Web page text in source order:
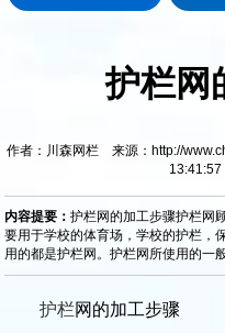
护栏网
作者：川森网栏 来源：http://
内容提要：护栏网的加工步骤护栏网
要用于学校的体育场，学校的护栏，
用的都是护栏网。护栏网所使用的一
护栏网的加工步骤